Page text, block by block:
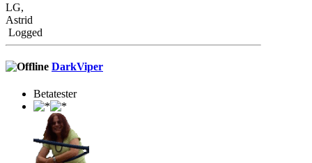
LG,
Astrid
Logged
DarkViper
Betatester